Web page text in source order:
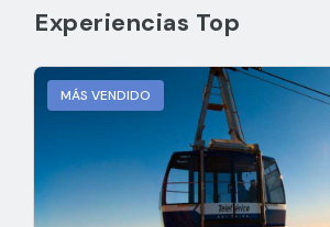
Experiencias Top
MÁS VENDIDO